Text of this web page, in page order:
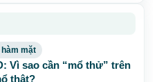
mặt
Vì sao cần “mổ thử” trên
thật?